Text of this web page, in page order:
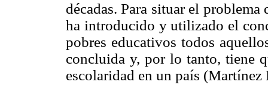
décadas. Para situar el
ha introducido y utilizado el
pobres educativos todos
concluida y, por lo tanto, tiene
escolaridad en un país